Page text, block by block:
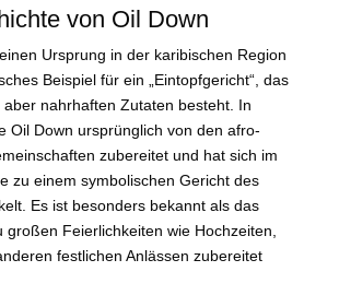
von Oil Down
Ursprung in der karibischen Region
Beispiel für ein „Eintopfgericht“, das
nahrhaften Zutaten besteht. In
Oil Down ursprünglich von den afro-
zubereitet und hat sich im
zu einem symbolischen Gericht des
Es ist besonders bekannt als das
großen Feierlichkeiten wie Hochzeiten,
festlichen Anlässen zubereitet